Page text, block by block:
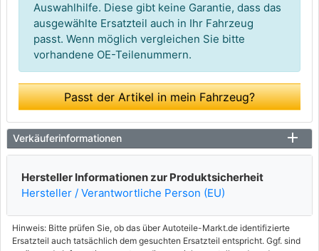
Auswahlhilfe. Diese gibt keine Garantie, dass das
ausgewählte Ersatzteil auch in Ihr Fahrzeug
passt. Wenn möglich vergleichen Sie bitte
vorhandene OE-Teilenummern.
Passt der Artikel in mein Fahrzeug?
Verkäuferinformationen
Hersteller Informationen zur Produktsicherheit
Hersteller / Verantwortliche Person (EU)
Hinweis: Bitte prüfen Sie, ob das über Autoteile-Markt.de identifizierte
Ersatzteil auch tatsächlich dem gesuchten Ersatzteil entspricht. Ggf. sind